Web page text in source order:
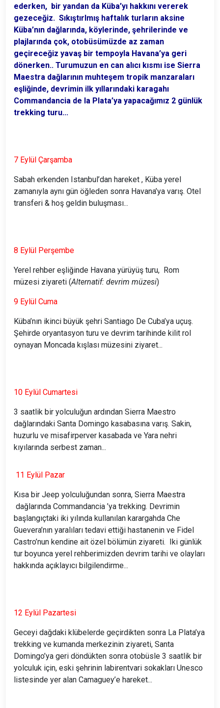
ederken, bir yandan da Küba’yı hakkını vererek
gezeceğiz. Sıkıştırlmış haftalık turların aksine
Küba’nın dağlarında, köylerinde, şehrilerinde ve
plajlarında çok, otobüsümüzde az zaman
geçireceğiz yavaş bir tempoyla Havana’ya geri
dönerken.. Turumuzun en can alıcı kısmı ise Sierra
Maestra dağlarının muhteşem tropik manzaraları
eşliğinde, devrimin ilk yıllarındaki karagahı
Commandancia de la Plata’ya yapacağımız 2 günlük
trekking turu...
7 Eylül Çarşamba
Sabah erkenden Istanbul’dan hareket , Küba yerel
zamanıyla aynı gün öğleden sonra Havana’ya varış. Otel
transferi & hoş geldin buluşması...
8 Eylül Perşembe
Yerel rehber eşliğinde Havana yürüyüş turu, Rom
müzesi ziyareti (Alternatif: devrim müzesi)
9 Eylül Cuma
Küba’nın ikinci büyük şehri Santiago De Cuba’ya uçuş.
Şehirde oryantasyon turu ve devrim tarihinde kilit rol
oynayan Moncada kışlası müzesini ziyaret...
10 Eylül Cumartesi
3 saatlik bir yolculuğun ardından Sierra Maestro
dağlarındaki Santa Domingo kasabasına varış. Sakin,
huzurlu ve misafirperver kasabada ve Yara nehri
kıyılarında serbest zaman...
11 Eylül Pazar
Kısa bir Jeep yolculuğundan sonra, Sierra Maestra
dağlarında Commandancia ’ya trekking. Devrimin
başlangıçtaki iki yılında kullanılan karargahda Che
Guevera’nın yaralıları tedavi ettiği hastanenin ve Fidel
Castro’nun kendine ait özel bölümün ziyareti. Iki günlük
tur boyunca yerel rehberimizden devrim tarihi ve olayları
hakkında açıklayıcı bilgilendirme...
12 Eylül Pazartesi
Geceyi dağdaki klübelerde geçirdikten sonra La Plata’ya
trekking ve kumanda merkezinin ziyareti, Santa
Domingo’ya geri döndükten sonra otobüsle 3 saatlik bir
yolculuk için, eski şehrinin labirentvari sokakları Unesco
listesinde yer alan Camaguey’e hareket...